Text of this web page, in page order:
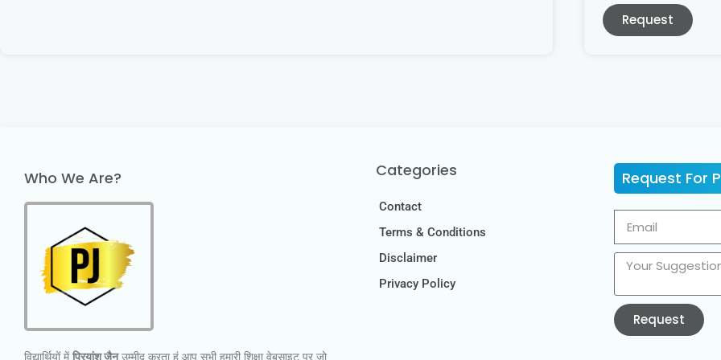
Request
Who We Are?
विद्यार्थियों मेंप्रियांश जैनउम्मीद करता हूं आप सभी हमारी शिक्षा वेबसाइट पर जो
Categories
Contact
Terms & Conditions
Disclaimer
Privacy Policy
Request For
Request